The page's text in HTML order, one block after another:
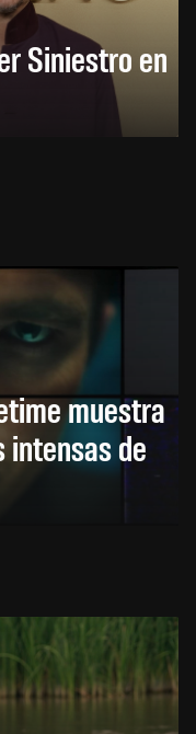
Siniestro en
muestra
intensas de